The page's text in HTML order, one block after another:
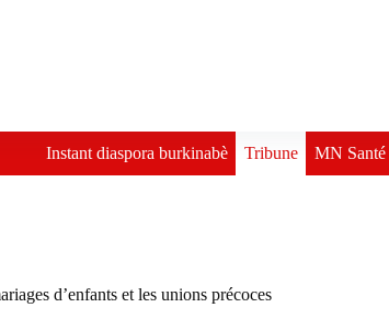
Instant diaspora burkinabè Tribune MN Santé
d’enfants et les unions précoces